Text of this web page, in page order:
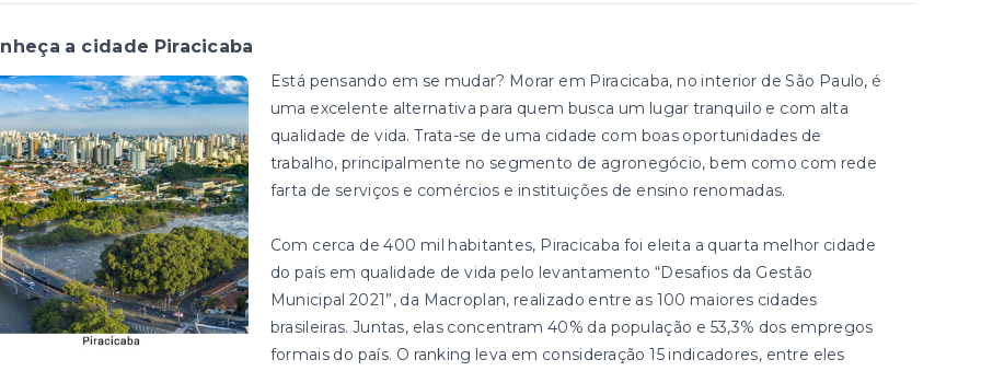
a cidade Piracicaba
Está pensando em se mudar? Morar em Piracicaba, no interior de São Paulo, é
uma excelente alternativa para quem busca um lugar tranquilo e com alta
qualidade de vida. Trata-se de uma cidade com boas oportunidades de
trabalho, principalmente no segmento de agronegócio, bem como com rede
farta de serviços e comércios e instituições de ensino renomadas.
Com cerca de 400 mil habitantes, Piracicaba foi eleita a quarta melhor cidade
do país em qualidade de vida pelo levantamento “Desafios da Gestão
Municipal 2021”, da Macroplan, realizado entre as 100 maiores cidades
brasileiras. Juntas, elas concentram 40% da população e 53,3% dos empregos
formais do país. O ranking leva em consideração 15 indicadores, entre eles